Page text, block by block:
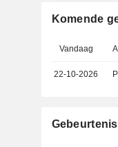
Komende
Vandaag
22-10-2026